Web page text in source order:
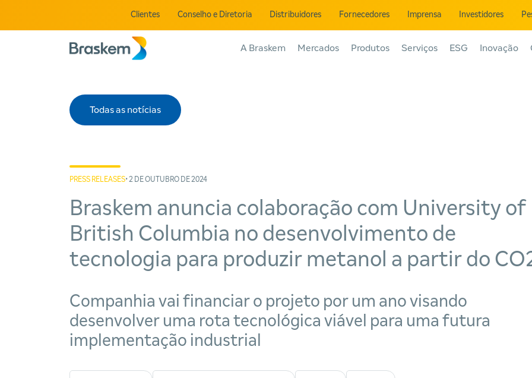
Clientes Conselho e Diretoria Distribuidores Fornecedores Imprensa Investidores
A Braskem Mercados Produtos Serviços ESG Inovação
Todas as notícias
PRESS RELEASES• 2 DE OUTUBRO DE 2024
Braskem anuncia colaboração com University of
British Columbia no desenvolvimento de
tecnologia para produzir metanol a partir do
Companhia vai financiar o projeto por um ano visando
desenvolver uma rota tecnológica viável para uma futura
implementação industrial